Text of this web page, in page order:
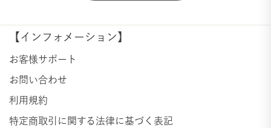
【インフォメーション】
お客様サポート
お問い合わせ
利用規約
特定商取引に関する法律に基づく表記